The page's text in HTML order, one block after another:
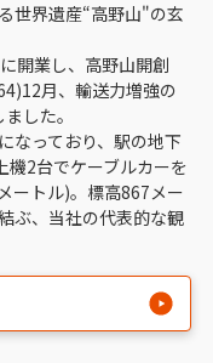
世界遺産“高野山"の玄
開業し、高野山開創
月、輸送力増強の
した。
なっており、駅の地下
2台でケーブルカーを
ートル)。標高867メー
ぶ、当社の代表的な観